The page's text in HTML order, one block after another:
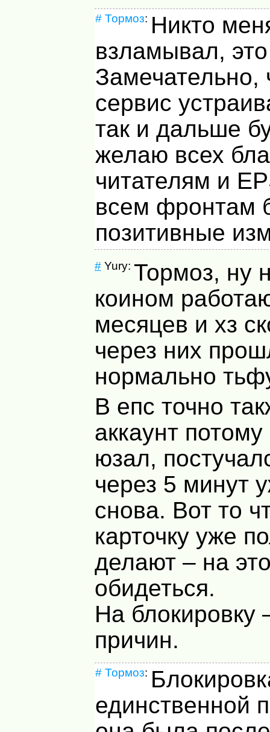
# Тормоз: Никто
взламывал,
Замечательно,
сервис
так и дальше
желаю всех
читателям и
всем фронтам
позитивные
#Yury: Тормоз, ну
коином
месяцев и хз
через них
нормально
В епс точно
аккаунт
юзал,
через 5 минут
снова. Вот то
карточку уже
делают – на
обидеться.
На блокировку
причин.
# Тормоз:
единственной